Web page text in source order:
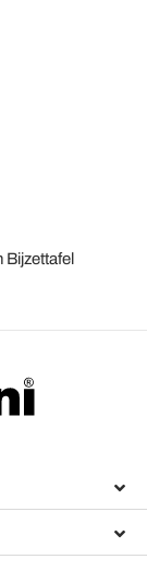
Bijzettafel